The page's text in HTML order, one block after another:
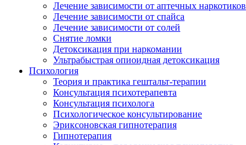
Лечение зависимости от аптечных наркотиков
Лечение зависимости от спайса
Лечение зависимости от солей
Снятие ломки
Детоксикация при наркомании
Ультрабыстрая опиоидная детоксикация
Психология
Теория и практика гештальт-терапии
Консультация психотерапевта
Консультация психолога
Психологическое консультирование
Эриксоновская гипнотерапия
Гипнотерапия